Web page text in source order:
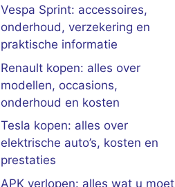
Vespa Sprint: accessoires,
onderhoud, verzekering en
praktische informatie
Renault kopen: alles over
modellen, occasions,
onderhoud en kosten
Tesla kopen: alles over
elektrische auto’s, kosten en
prestaties
APK verlopen: alles wat u moet